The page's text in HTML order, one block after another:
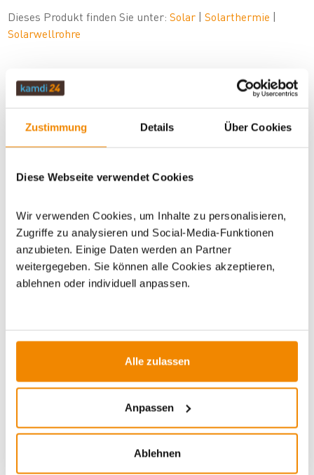
Zustimmung Details Über Cookies
Diese Webseite verwendet Cookies
Wir verwenden Cookies, um Inhalte zu personalisieren,
Zugriffe zu analysieren und Social-Media-Funktionen
anzubieten. Einige Daten werden an Partner
weitergegeben. Sie können alle Cookies akzeptieren,
ablehnen oder individuell anpassen.
Alle zulassen
Anpassen
Ablehnen
Dieses Produkt finden Sie unter:Solar |Solarthermie
Solarwellrohre
Ihr Berater für Solarthermie und
Speicher:
Sven Klitzsch beschäftigt sich bereits seit einigen
Jahren mit den Themen Solarthermie,
melden Sie sich gern bei uns:
[email protected]
Telefon:
0351 25930011